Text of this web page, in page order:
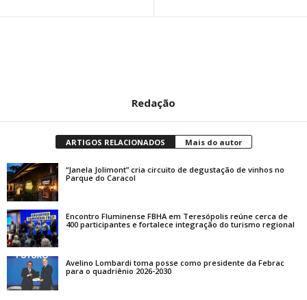
Redação
ARTIGOS RELACIONADOS Mais do autor
“Janela Jolimont” cria circuito de degustação de vinhos no
Parque do Caracol
Encontro Fluminense FBHA em Teresópolis reúne cerca de
400 participantes e fortalece integração do turismo regional
Avelino Lombardi toma posse como presidente da Febrac
para o quadriênio 2026-2030